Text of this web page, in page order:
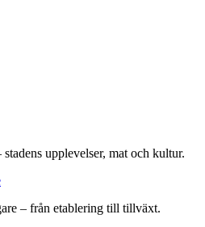
upplevelser, mat och kultur.
– från etablering till tillväxt.